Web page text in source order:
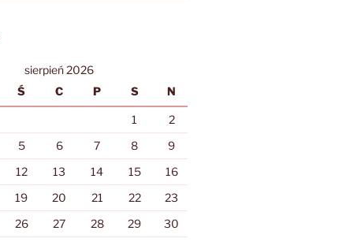
sierpień 2026
Ś C P S N
1
2
5 6 7 8
9
12 13 14 15
16
19 20 21 22
23
26 27 28 29
30